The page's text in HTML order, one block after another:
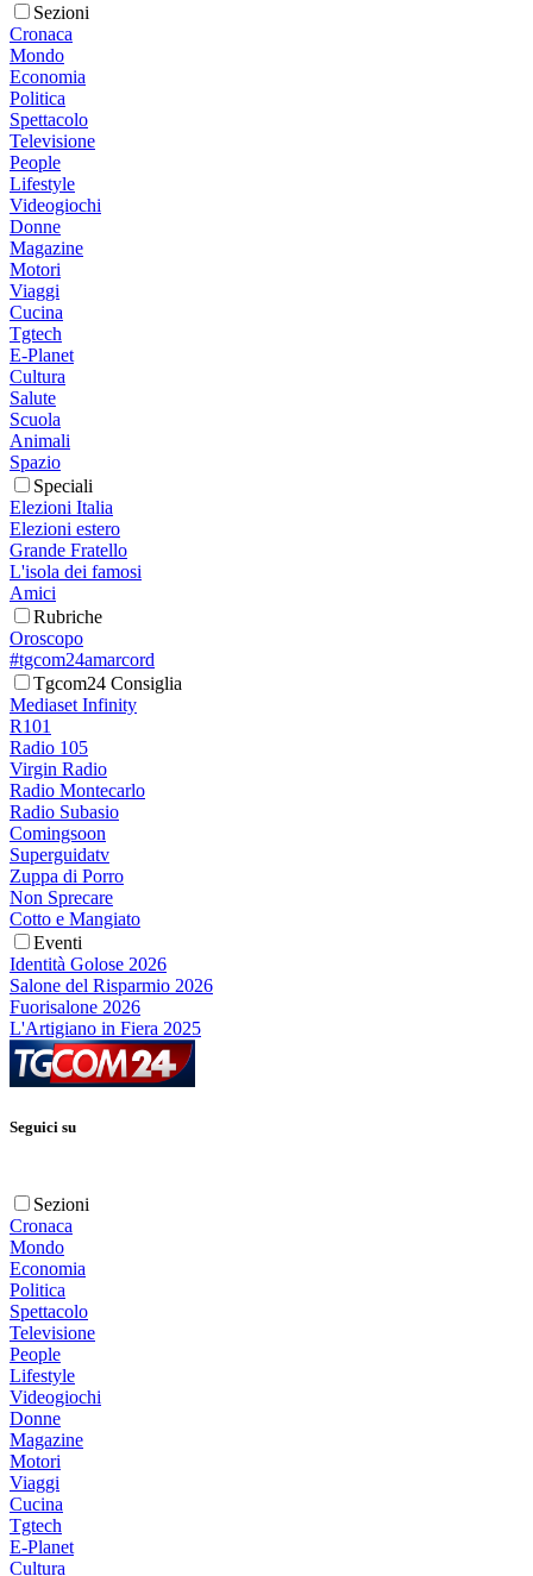
Sezioni
Cronaca
Mondo
Economia
Politica
Spettacolo
Televisione
People
Lifestyle
Videogiochi
Donne
Magazine
Motori
Viaggi
Cucina
Tgtech
E-Planet
Cultura
Salute
Scuola
Animali
Spazio
Speciali
Elezioni Italia
Elezioni estero
Grande Fratello
L'isola dei famosi
Amici
Rubriche
Oroscopo
#tgcom24amarcord
Tgcom24 Consiglia
Mediaset Infinity
R101
Radio 105
Virgin Radio
Radio Montecarlo
Radio Subasio
Comingsoon
Superguidatv
Zuppa di Porro
Non Sprecare
Cotto e Mangiato
Eventi
Identità Golose 2026
Salone del Risparmio 2026
Fuorisalone 2026
L'Artigiano in Fiera 2025
Seguici su
Sezioni
Cronaca
Mondo
Economia
Politica
Spettacolo
Televisione
People
Lifestyle
Videogiochi
Donne
Magazine
Motori
Viaggi
Cucina
Tgtech
E-Planet
Cultura